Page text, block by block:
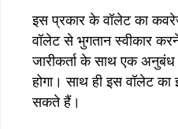
इस प्रकार के वॉलेट का
वॉलेट से भुगतान स्वीकार करने
जारीकर्ता के साथ एक
होगा। साथ ही इस वॉलेट
सकते हैं।